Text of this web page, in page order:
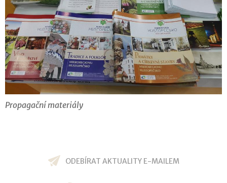
Propagační materiály
ODEBÍRAT AKTUALITY E-MAILEM